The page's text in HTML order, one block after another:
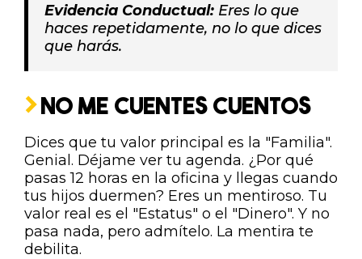
Evidencia Conductual: Eres lo que
haces repetidamente, no lo que dices
que harás.
NO ME CUENTES CUENTOS
Dices que tu valor principal es la "Familia".
Genial. Déjame ver tu agenda. ¿Por qué
pasas 12 horas en la oficina y llegas cuando
tus hijos duermen? Eres un mentiroso. Tu
valor real es el "Estatus" o el "Dinero". Y no
pasa nada, pero admítelo. La mentira te
debilita.